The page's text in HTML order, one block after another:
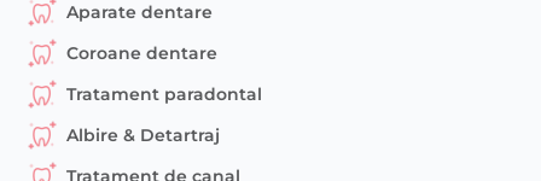
Aparate dentare
Coroane dentare
Tratament paradontal
Albire & Detartraj
Tratament de canal